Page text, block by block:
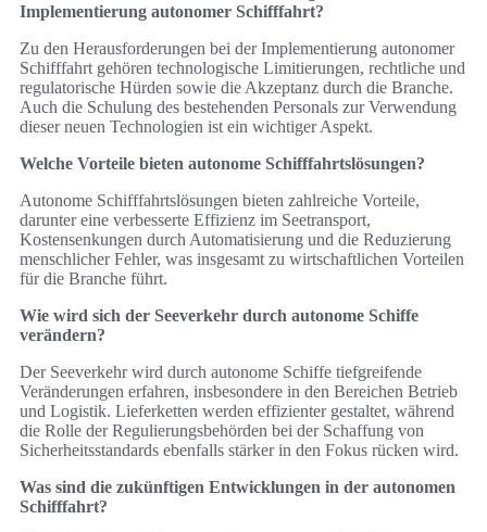
Implementierung autonomer Schifffahrt?
Zu den Herausforderungen bei der Implementierung autonomer
Schifffahrt gehören technologische Limitierungen, rechtliche und
regulatorische Hürden sowie die Akzeptanz durch die Branche.
Auch die Schulung des bestehenden Personals zur Verwendung
dieser neuen Technologien ist ein wichtiger Aspekt.
Welche Vorteile bieten autonome Schifffahrtslösungen?
Autonome Schifffahrtslösungen bieten zahlreiche Vorteile,
darunter eine verbesserte Effizienz im Seetransport,
Kostensenkungen durch Automatisierung und die Reduzierung
menschlicher Fehler, was insgesamt zu wirtschaftlichen Vorteilen
für die Branche führt.
Wie wird sich der Seeverkehr durch autonome Schiffe
verändern?
Der Seeverkehr wird durch autonome Schiffe tiefgreifende
Veränderungen erfahren, insbesondere in den Bereichen Betrieb
und Logistik. Lieferketten werden effizienter gestaltet, während
die Rolle der Regulierungsbehörden bei der Schaffung von
Sicherheitsstandards ebenfalls stärker in den Fokus rücken wird.
Was sind die zukünftigen Entwicklungen in der autonomen
Schifffahrt?